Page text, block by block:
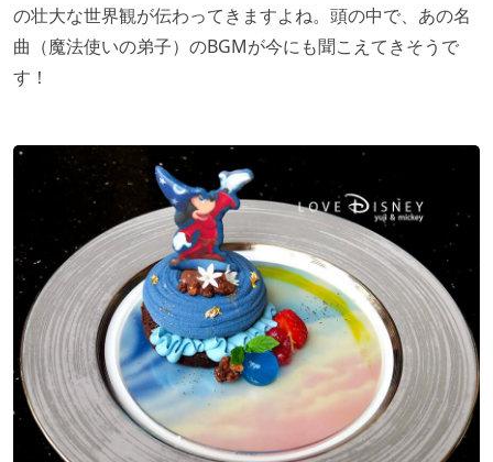
の壮大な世界観が伝わってきますよね。頭の中で、あの名
曲（魔法使いの弟子）のBGMが今にも聞こえてきそうで
す！